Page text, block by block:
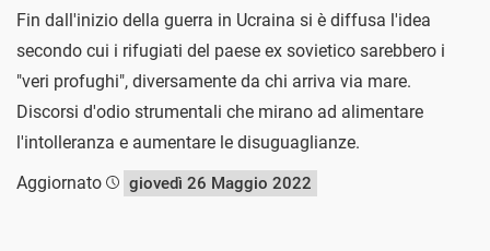
Fin dall'inizio della guerra in Ucraina si è diffusa l'idea
secondo cui i rifugiati del paese ex sovietico sarebbero i
"veri profughi", diversamente da chi arriva via mare.
Discorsi d'odio strumentali che mirano ad alimentare
l'intolleranza e aumentare le disuguaglianze.
Aggiornato
giovedì 26 Maggio 2022